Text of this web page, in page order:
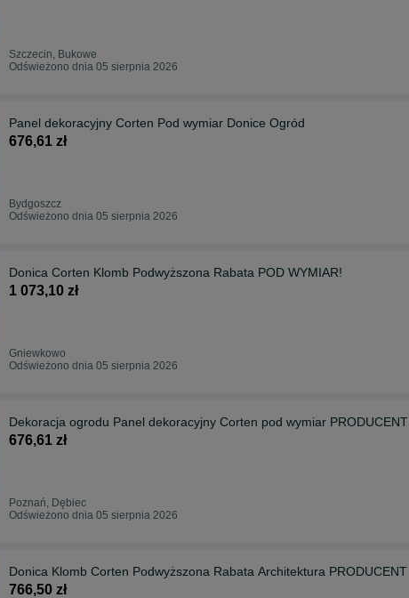
Szczecin, Bukowe
Odświeżono dnia 05 sierpnia 2026
Panel dekoracyjny Corten Pod wymiar Donice Ogród
676,61 zł
Bydgoszcz
Odświeżono dnia 05 sierpnia 2026
Donica Corten Klomb Podwyższona Rabata POD WYMIAR!
1 073,10 zł
Gniewkowo
Odświeżono dnia 05 sierpnia 2026
Dekoracja ogrodu Panel dekoracyjny Corten pod wymiar PRODUCENT
676,61 zł
Poznań, Dębiec
Odświeżono dnia 05 sierpnia 2026
Donica Klomb Corten Podwyższona Rabata Architektura PRODUCENT
766,50 zł